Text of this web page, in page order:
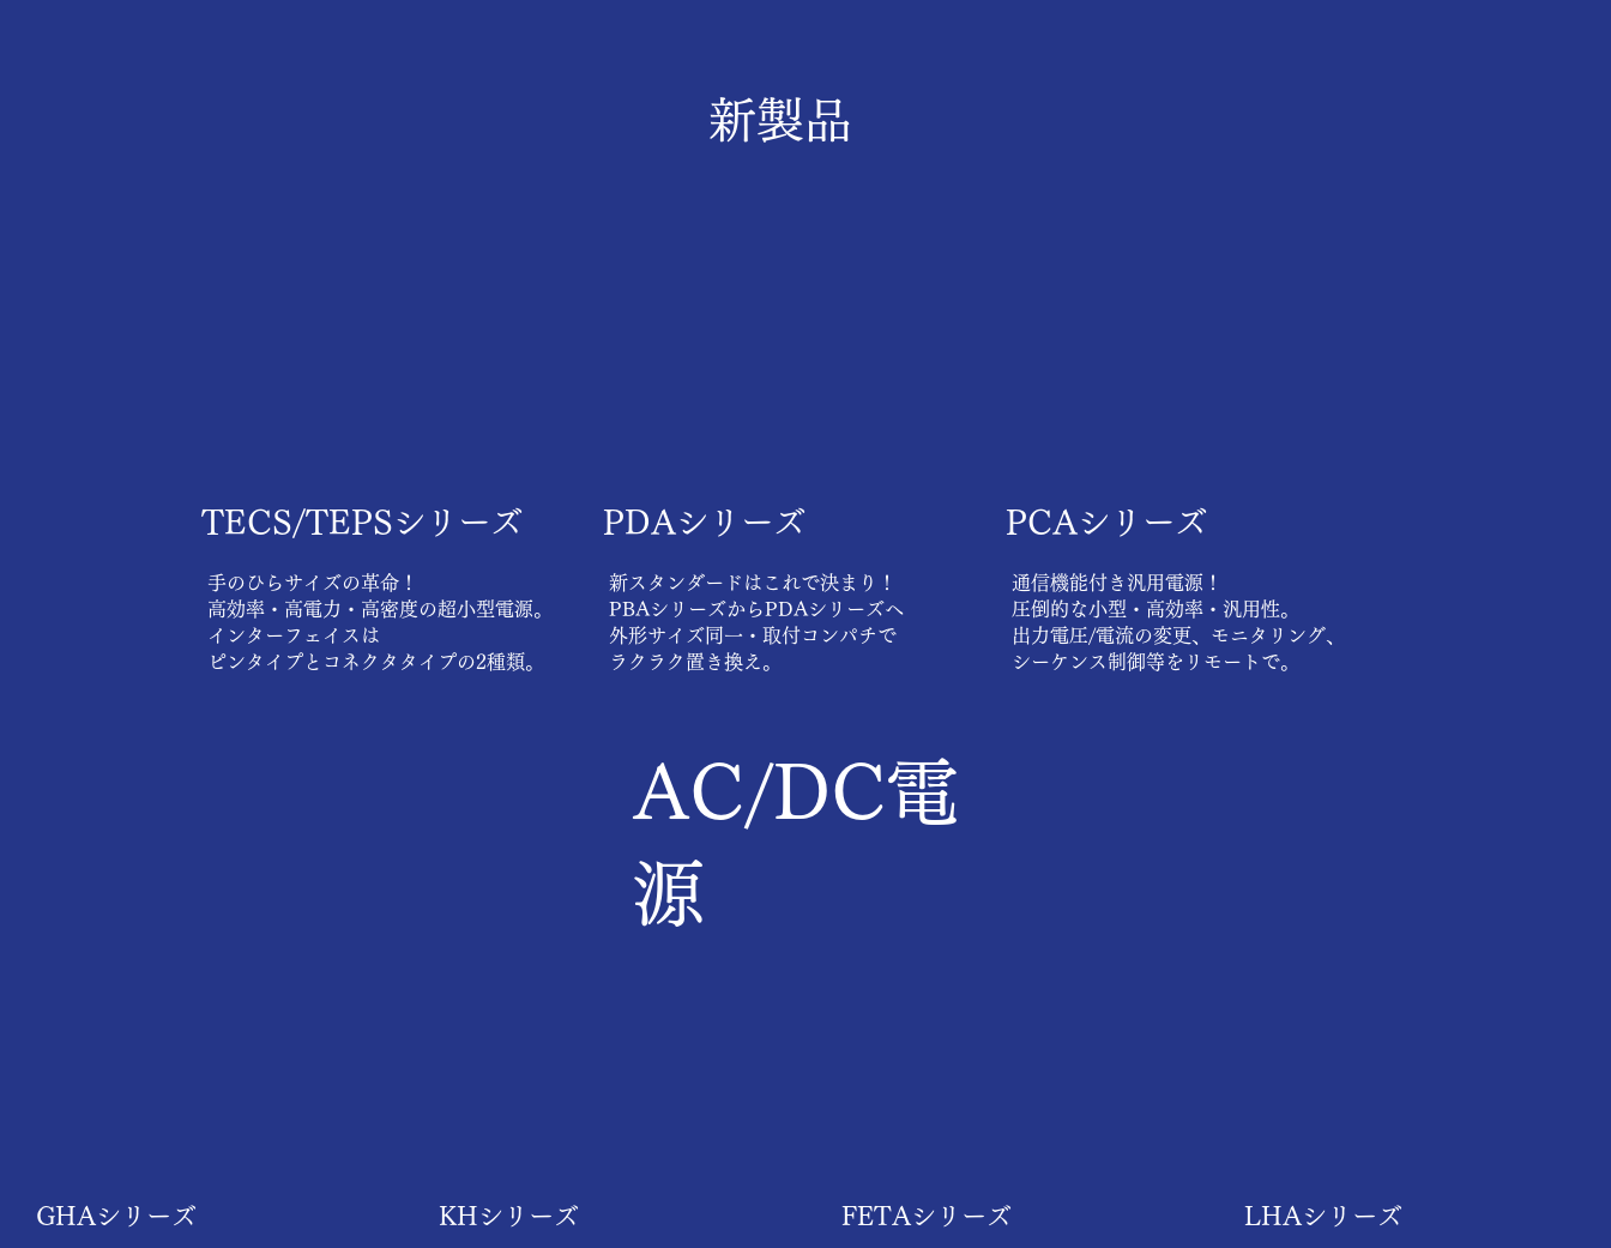
TECS/TEPSシリーズ
手のひらサイズの革命！
高効率・高電力・高密度の超小型電源。
​インターフェイスは
ピンタイプとコネクタタイプの2種類。
PDAシリーズ
新スタンダードはこれで決まり！
​PBAシリーズからPDAシリーズへ
外形サイズ同一・取付コンパチで
ラクラク置き換え。
PCAシリーズ
通信機能付き汎用電源！
圧倒的な小型・高効率・汎用性。
出力電圧/電流の変更、モニタリング、
​シーケンス制御等をリモートで。
​新製品
AC/DC電
源
GHAシリーズ ​KHシリーズ FETAシリーズ LHAシリーズ